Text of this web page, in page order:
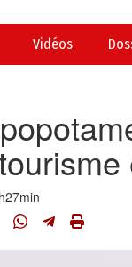
Vidéos